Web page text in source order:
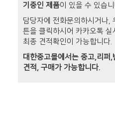
기중인 제품이 있을 수 있습니
담당자에 전화문의하시거나,
튼을 클릭하시어 카카오톡
최종 견적확인이 가능합니다.
대한중고몰에서는 중고,리퍼
견적, 구매가 가능합니다.